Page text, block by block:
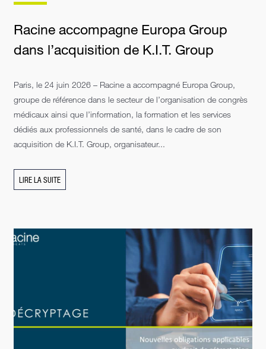
Racine accompagne Europa Group
dans l’acquisition de K.I.T. Group
Paris, le 24 juin 2026 – Racine a accompagné Europa Group,
groupe de référence dans le secteur de l’organisation de congrès
médicaux ainsi que l’information, la formation et les services
dédiés aux professionnels de santé, dans le cadre de son
acquisition de K.I.T. Group, organisateur...
LIRE LA SUITE